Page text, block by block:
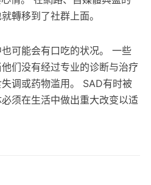
轉移到了社群上面。
可能会有口吃的状况。 一些
们没有经过专业的诊断与治疗
调或药物滥用。 SAD有时被
须在生活中做出重大改变以适